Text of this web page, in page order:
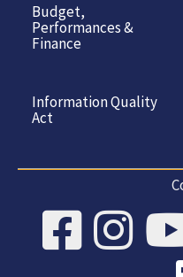
Budget,
Performances &
Finance
Information Quality
Act